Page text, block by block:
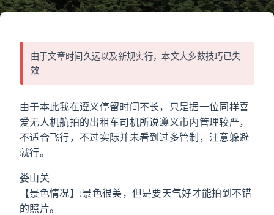
由于文章时间久远以及新规实行，本文大多数技巧已失
效
由于本此我在遵义停留时间不长，只是据一位同样喜
爱无人机航拍的出租车司机所说遵义市内管理较严，
不适合飞行，不过实际并未看到过多管制，注意躲避
就行。
娄山关
【景色情况】:景色很美，但是要天气好才能拍到不错
的照片。